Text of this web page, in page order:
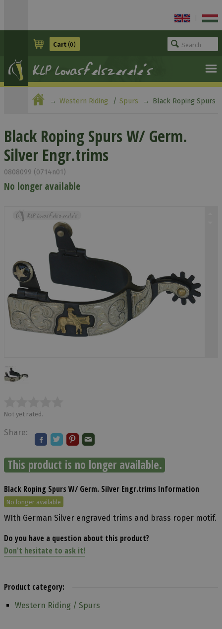
Cart (0)
Western Riding Spurs Black Roping Spurs
Black Roping Spurs W/ Germ.
Silver Engr.trims
0808099 (0714n01)
No longer available
Not yet rated.
Share:
This product is no longer available.
Black Roping Spurs W/ Germ. Silver Engr.trims Information
No longer available
WIth German Silver engraved trims and brass roper motif.
Do you have a question about this product?
Don't hesitate to ask it!
Product category:
Western Riding / Spurs